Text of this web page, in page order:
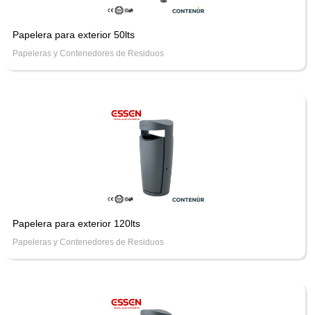
Papelera para exterior 50lts
Papeleras y Contenedores de Residuos
Papelera para exterior 120lts
Papeleras y Contenedores de Residuos